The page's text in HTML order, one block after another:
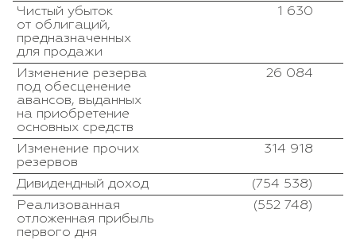
Чистый убыток
от облигаций,
предназначенных
для продажи
1 630
Изменение резерва
под обесценение
авансов, выданных
на приобретение
основных средств
26 084
Изменение прочих
резервов
314 918
Дивидендный доход
(754 538)
Реализованная
отложенная прибыль
первого дня
(552 748)